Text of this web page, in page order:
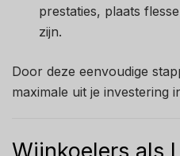
prestaties, plaats
zijn.
Door deze eenvoudige
maximale uit je investering
Wijnkoelers als